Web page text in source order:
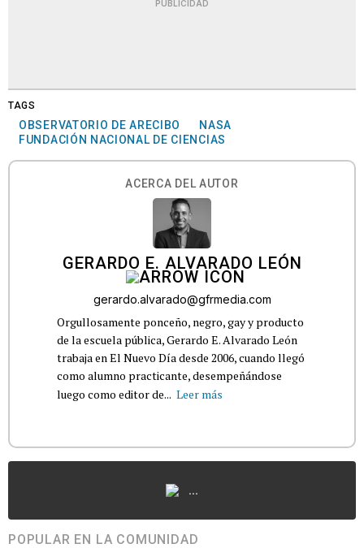
PUBLICIDAD
TAGS
OBSERVATORIO DE ARECIBO
NASA
FUNDACIÓN NACIONAL DE CIENCIAS
ACERCA DEL AUTOR
GERARDO E. ALVARADO LEÓN
gerardo.alvarado@gfrmedia.com
Orgullosamente ponceño, negro, gay y producto
de la escuela pública, Gerardo E. Alvarado León
trabaja en El Nuevo Día desde 2006, cuando llegó
como alumno practicante, desempeñándose
luego como editor de... Leer más
...
POPULAR EN LA COMUNIDAD